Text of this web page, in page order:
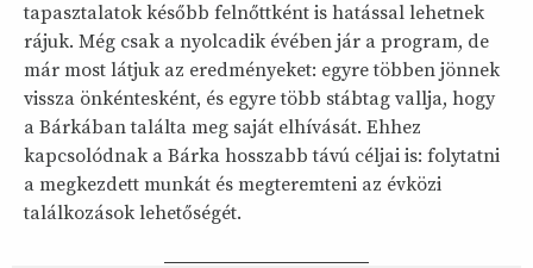
tapasztalatok később felnőttként is hatással lehetnek
rájuk. Még csak a nyolcadik évében jár a program, de
már most látjuk az eredményeket: egyre többen jönnek
vissza önkéntesként, és egyre több stábtag vallja, hogy
a Bárkában találta meg saját elhívását. Ehhez
kapcsolódnak a Bárka hosszabb távú céljai is: folytatni
a megkezdett munkát és megteremteni az évközi
találkozások lehetőségét.